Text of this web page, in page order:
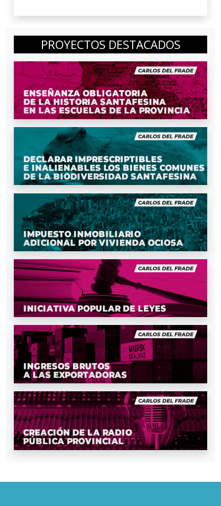
PROYECTOS DESTACADOS